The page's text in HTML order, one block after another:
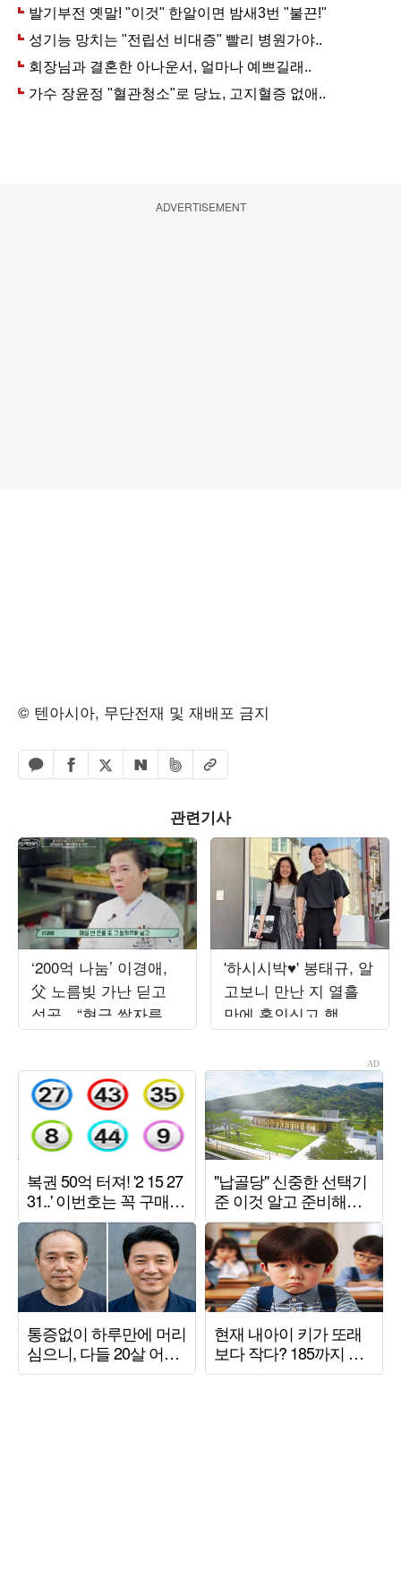
ADVERTISEMENT
© 텐아시아, 무단전재 및 재배포 금지
카카오톡 공유하기
페이스북 공유하기
엑스 공유하기
네이버 공유하기
밴드 공유하기
URL복사
관련기사
‘200억 나눔’ 이경애,
父 노름빚 가난 딛고
성공…“현금 쌀자루에
넣어 베고 자” (‘백만장
'하시시박♥' 봉태규, 알
고보니 만난 지 열흘
만에 혼인신고 했
다…"첫사랑과 결혼"